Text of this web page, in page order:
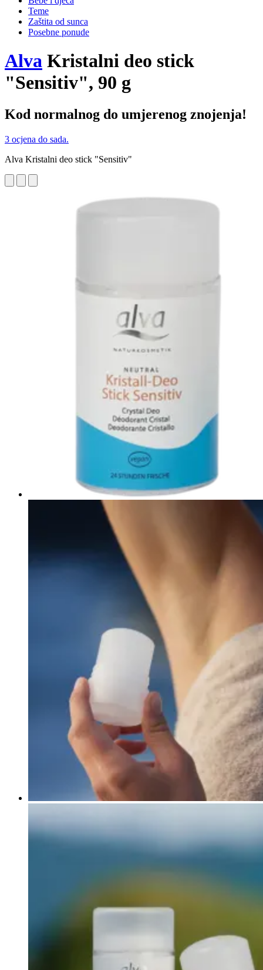
Teme
Zaštita od sunca
Posebne ponude
Alva Kristalni deo stick
"Sensitiv", 90 g
Kod normalnog do umjerenog znojenja!
3 ocjena do sada.
Alva Kristalni deo stick "Sensitiv"